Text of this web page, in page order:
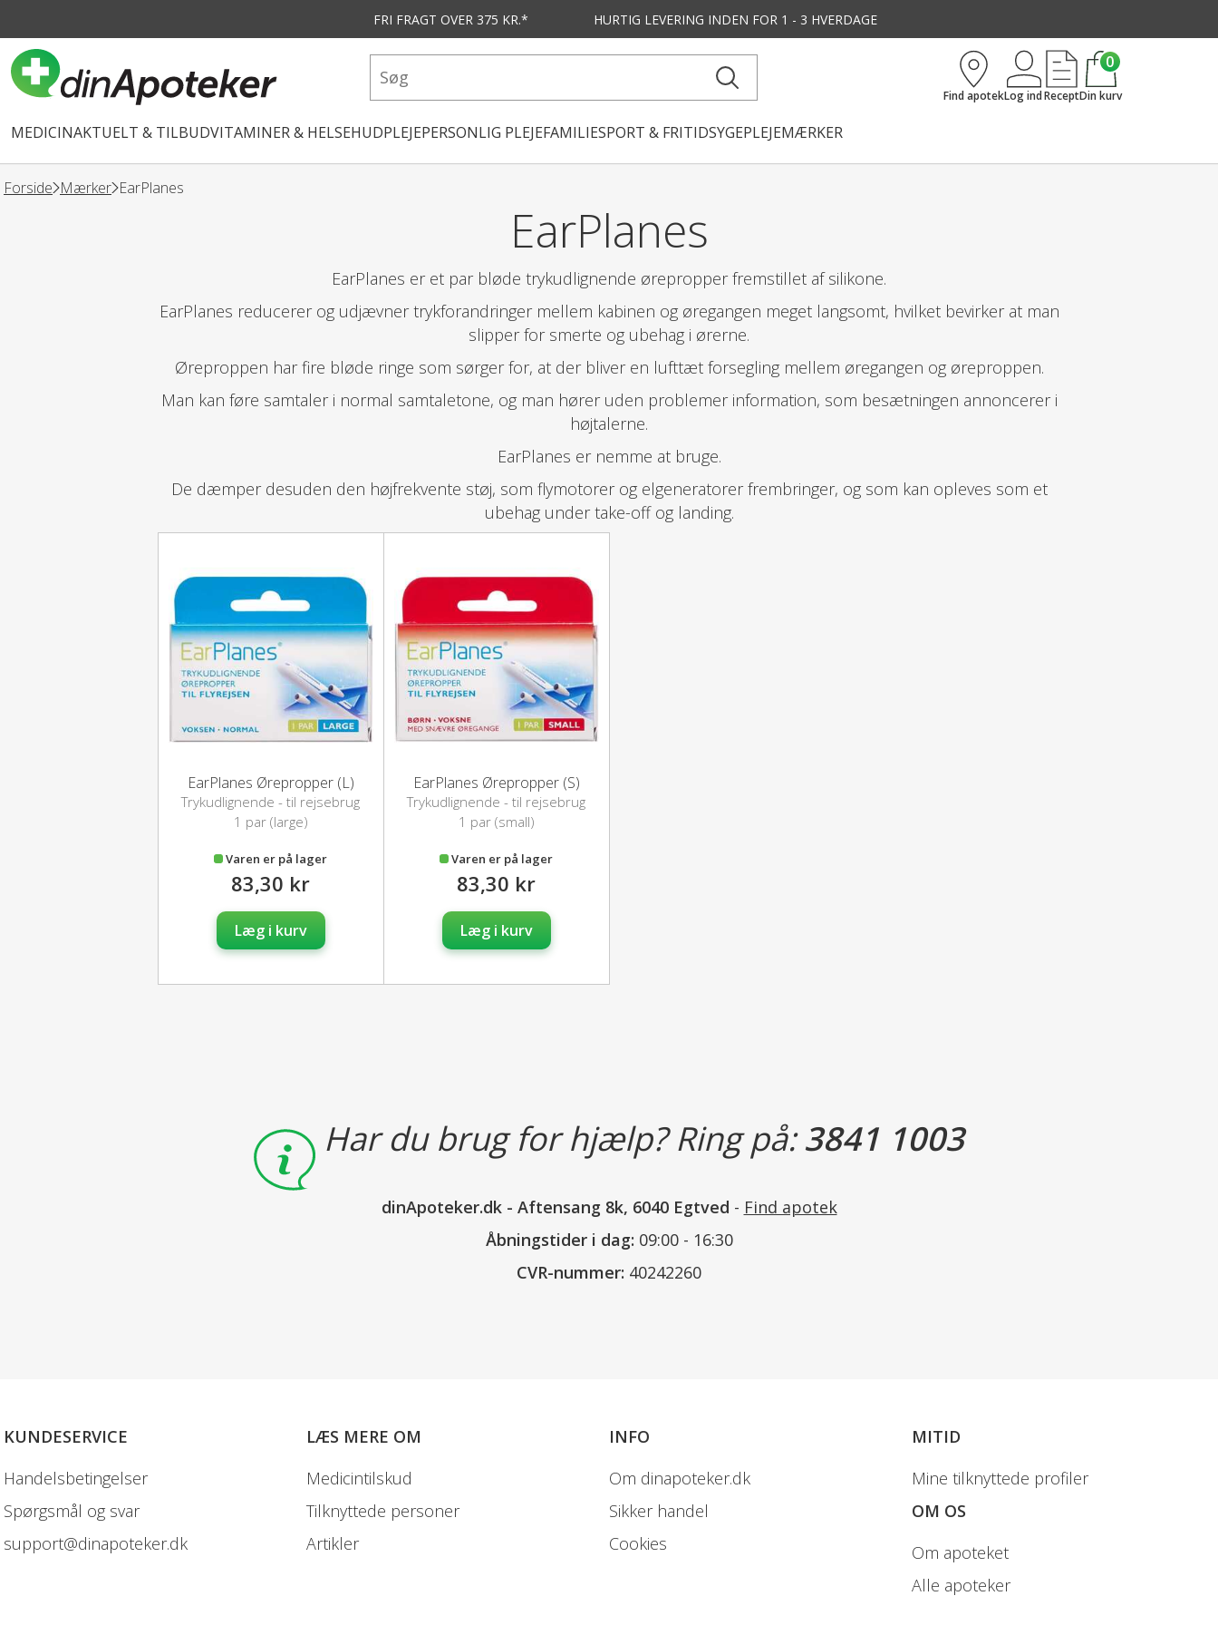
FRI FRAGT OVER 375 KR.* HURTIG LEVERING INDEN FOR 1 - 3 HVERDAGE
MEDICINAKTUELT & TILBUDVITAMINER & HELSEHUDPLEJEPERSONLIG PLEJEFAMILIESPORT & FRITIDSYGEPLEJEMÆRKER
Find apotekLog indRecept
0
Din kurv
Forside Mærker EarPlanes
EarPlanes
EarPlanes er et par bløde trykudlignende ørepropper fremstillet af silikone.
EarPlanes reducerer og udjævner trykforandringer mellem kabinen og øregangen meget langsomt, hvilket bevirker at man
slipper for smerte og ubehag i ørerne.
Øreproppen har fire bløde ringe som sørger for, at der bliver en lufttæt forsegling mellem øregangen og øreproppen.
Man kan føre samtaler i normal samtaletone, og man hører uden problemer information, som besætningen annoncerer i
højtalerne.
EarPlanes er nemme at bruge.
De dæmper desuden den højfrekvente støj, som flymotorer og elgeneratorer frembringer, og som kan opleves som et
ubehag under take-off og landing.
EarPlanes Ørepropper (L)
Trykudlignende - til rejsebrug
1 par (large)
Varen er på lager
83,30 kr
Læg i kurv
EarPlanes Ørepropper (S)
Trykudlignende - til rejsebrug
1 par (small)
Varen er på lager
83,30 kr
Læg i kurv
Har du brug for hjælp? Ring på:3841 1003
dinApoteker.dk- Aftensang 8k, 6040 Egtved - Find apotek
Åbningstider i dag: 09:00 - 16:30
CVR-nummer: 40242260
KUNDESERVICE
Handelsbetingelser
Spørgsmål og svar
support@dinapoteker.dk
LÆS MERE OM
Medicintilskud
Tilknyttede personer
Artikler
INFO
Om dinapoteker.dk
Sikker handel
Cookies
MITID
Mine tilknyttede profiler
OM OS
Om apoteket
Alle apoteker